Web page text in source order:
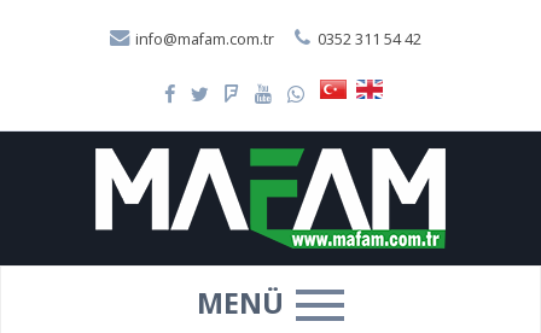
info@mafam.com.tr 0352 311 54 42
MENÜ